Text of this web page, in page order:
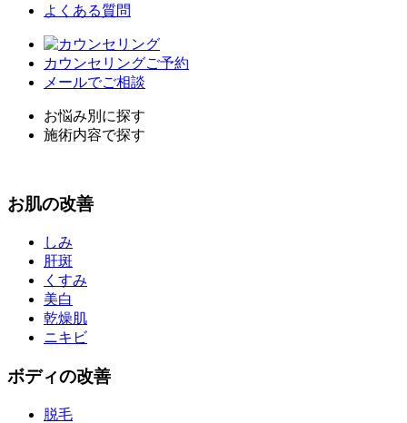
よくある質問
カウンセリングご予約
メールでご相談
お悩み別に探す
施術内容で探す
お肌の改善
しみ
肝斑
くすみ
美白
乾燥肌
ニキビ
ボディの改善
脱毛